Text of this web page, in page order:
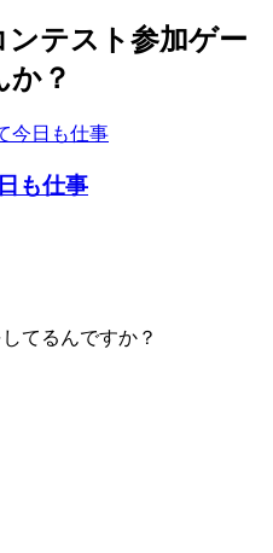
テスト参加ゲー
か？
も仕事
てるんですか？